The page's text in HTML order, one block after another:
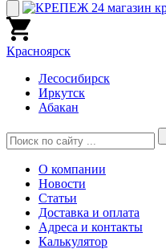
Красноярск
Лесосибирск
Иркутск
Абакан
О компании
Новости
Статьи
Доставка и оплата
Адреса и контакты
Калькулятор